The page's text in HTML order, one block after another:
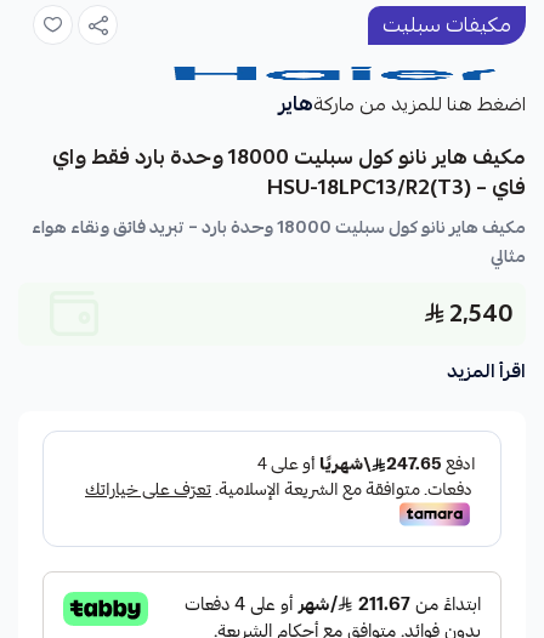
مكيفات سبليت
اضغط هنا للمزيد من ماركةهاير
مكيف هاير نانو كول سبليت 18000 وحدة بارد فقط واي
فاي – HSU-18LPC13/R2(T3)
مكيف هاير نانو كول سبليت 18000 وحدة بارد – تبريد فائق ونقاء هواء
مثالي
2,540
اقرأ المزيد